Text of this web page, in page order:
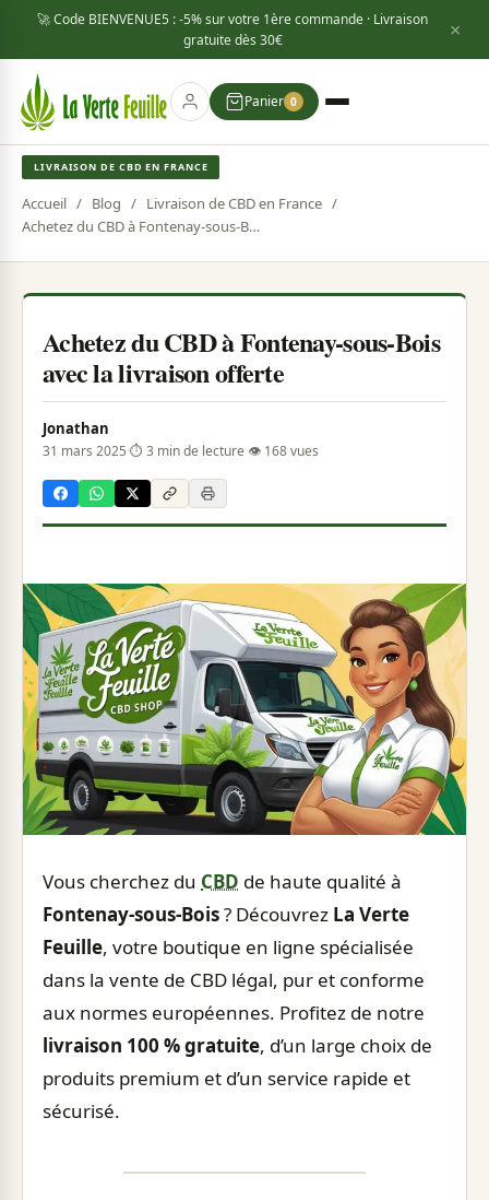
🚀 Code BIENVENUE5 : -5% sur votre 1ère commande · Livraison
gratuite dès 30€ ×
Panier 0
LIVRAISON DE CBD EN FRANCE
Accueil / Blog / Livraison de CBD en France /
Achetez du CBD à Fontenay-sous-Bois avec la livraison offerte
Achetez du CBD à Fontenay-sous-Bois
avec la livraison offerte
Jonathan
31 mars 2025·⏱ 3 min de lecture·👁 168 vues
Vous cherchez du CBD de haute qualité à
Fontenay-sous-Bois? Découvrez La Verte
Feuille, votre boutique en ligne spécialisée
dans la vente de CBD légal, pur et conforme
aux normes européennes. Profitez de notre
livraison 100 % gratuite, d’un large choix de
produits premium et d’un service rapide et
sécurisé.